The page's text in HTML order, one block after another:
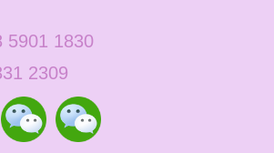
5901 1830
2309